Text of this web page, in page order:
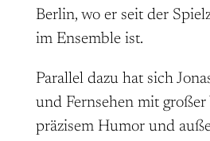
Berlin, wo er seit der
im Ensemble ist.
Parallel dazu hat sich
und Fernsehen mit großer
präzisem Humor und